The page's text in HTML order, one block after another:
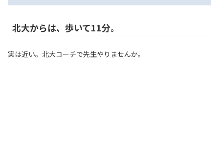
北大からは、歩いて11分。
実は近い。北大コーチで先生やりませんか。